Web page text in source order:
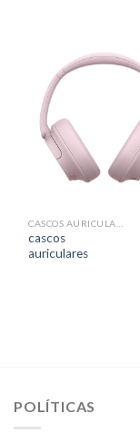
cascos
auriculares
POLÍTICAS